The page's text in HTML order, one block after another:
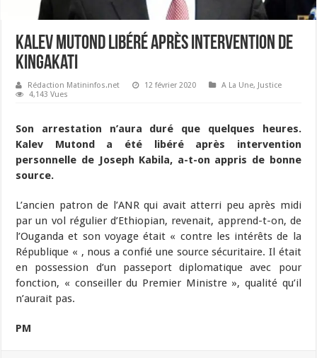
Kalev Mutond libéré après intervention de
Kingakati
Rédaction Matininfos.net 12 février 2020 A La Une, Justice
4,143 Vues
Son arrestation n’aura duré que quelques heures.
Kalev Mutond a été libéré après intervention
personnelle de Joseph Kabila, a-t-on appris de bonne
source.
L’ancien patron de l’ANR qui avait atterri peu après midi
par un vol régulier d’Ethiopian, revenait, apprend-t-on, de
l’Ouganda et son voyage était « contre les intérêts de la
République « , nous a confié une source sécuritaire. Il était
en possession d’un passeport diplomatique avec pour
fonction, « conseiller du Premier Ministre », qualité qu’il
n’aurait pas.
PM